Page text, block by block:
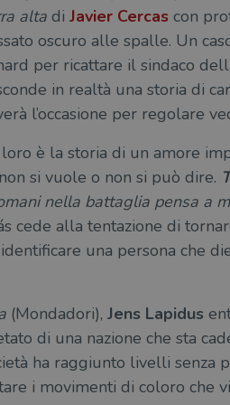
altadi Javier Cercascon
oscuro alle spalle. Un
per ricattare il sindaco
in realtà una storia di
l’occasione per regolare
è la storia di un amore
si vuole o non si può dire.
nella battaglia pensa a
cede alla tentazione di
una persona che
(Mondadori), Jens Lapidus
di una nazione che sta
ha raggiunto livelli senza
i movimenti di coloro che